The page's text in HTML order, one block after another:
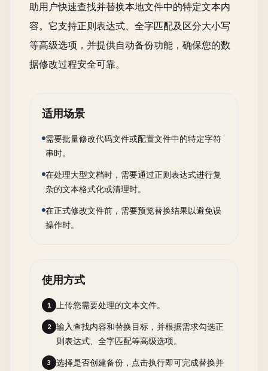
助用户快速查找并替换本地文件中的特定文本内
容。它支持正则表达式、全字匹配及区分大小写
等高级选项，并提供自动备份功能，确保您的数
据修改过程安全可靠。
适用场景
需要批量修改代码文件或配置文件中的特定字符
串时。
在处理大型文档时，需要通过正则表达式进行复
杂的文本格式化或清理时。
在正式修改文件前，需要预览替换结果以避免误
操作时。
使用方式
1 上传您需要处理的文本文件。
2
输入查找内容和替换目标，并根据需求勾选正
则表达式、全字匹配等高级选项。
3
选择是否创建备份，点击执行即可完成替换并